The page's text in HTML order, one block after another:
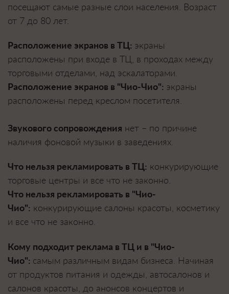
посещают самые разные слои населения. Возраст
от 7 до 80 лет.
Расположение экранов в ТЦ: экраны
расположены при входе в ТЦ, в проходах между
торговыми отделами, над эскалаторами.
Расположение экранов в "Чио-Чио": экраны
расположены перед креслом посетителя.
Звукового сопровождения нет – по причине
наличия фоновой музыки в заведениях.
Что нельзя рекламировать в ТЦ: конкурирующие
торговые центры и все что не законно.
Что нельзя рекламировать в "Чио-
Чио": конкурирующие салоны красоты, косметику
и все что не законно.
Кому подходит реклама в ТЦ и в "Чио-
Чио": самым различным видам бизнеса. Начиная
от продуктов питания и одежды, автосалонов и
салонов красоты, до анонсов концертов и